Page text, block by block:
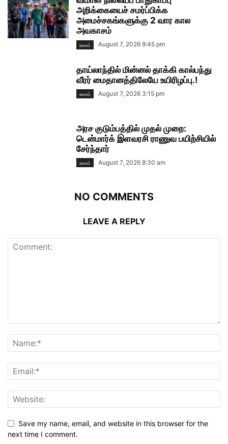
அறிக்கையைச் சமர்ப்பிக்க
அமைச்சகங்களுக்கு 2 வார கால
அவகாசம்
உலகம் August 7, 2026 9:45 pm
தாய்லாந்தில் மின்னல் தாக்கி கால்பந்து
வீரர் மைதானத்திலேயே உயிரிழப்பு.!
உலகம் August 7, 2026 3:15 pm
அரச குடும்பத்தில் முதல் முறை:
டென்மார்க் இளவரசி ராணுவ பயிற்சியில்
சேர்ந்தார்
உலகம் August 7, 2026 8:30 am
NO COMMENTS
LEAVE A REPLY
Save my name, email, and website in this browser for the
next time I comment.